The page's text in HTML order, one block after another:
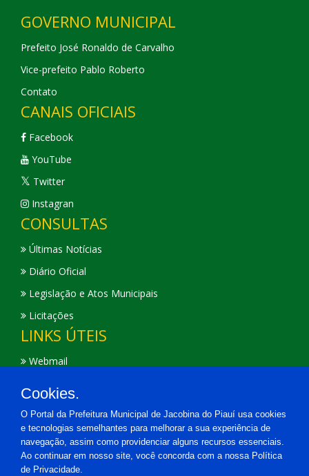
GOVERNO MUNICIPAL
Prefeito José Ronaldo de Carvalho
Vice-prefeito Pablo Roberto
Contato
CANAIS OFICIAIS
Facebook
YouTube
Twitter
Instagran
CONSULTAS
Últimas Notícias
Diário Oficial
Legislação e Atos Municipais
Licitações
LINKS ÚTEIS
Webmail
Portal Transparência
Cookies.
O Portal da Prefeitura Municipal de Jacobina do Piauí usa cookies
e tecnologias semelhantes para melhorar a sua experiência de
navegação, assim como providenciar alguns recursos essenciais.
Ao continuar em nosso site, você concorda com a nossa Política
de Privacidade.